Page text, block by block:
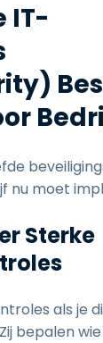
IT-
nu moet
Sterke
als je
bepalen